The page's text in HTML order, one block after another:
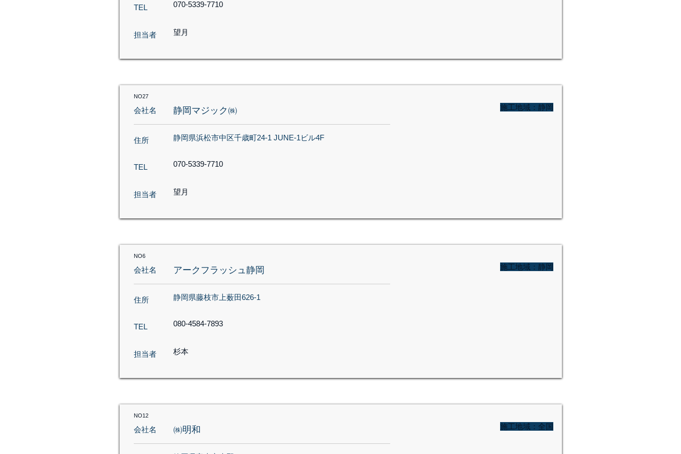
TEL
担当者
070-5339-7710
望月
NO27
会社名 静岡マジック㈱ 施工地域：静岡
住所
TEL
担当者
静岡県浜松市中区千歳町24-1 JUNE-1ビル4F
070-5339-7710
望月
NO6
会社名 アークフラッシュ静岡 施工地域：静岡
住所
TEL
担当者
静岡県藤枝市上薮田626-1
080-4584-7893
杉本
NO12
会社名 ㈱明和 施工地域：全国